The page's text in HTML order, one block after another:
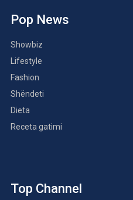
Pop News
Showbiz
Lifestyle
Fashion
Shëndeti
Dieta
Receta gatimi
Top Channel